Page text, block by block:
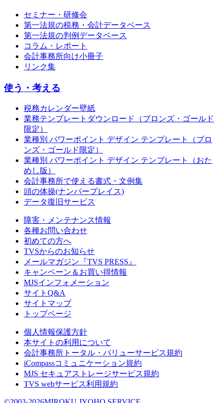
セミナー・研修会
第一法規の税務・会計データベース
第一法規の判例データベース
コラム・レポート
会計事務所向け小冊子
リンク集
使う・考える
税務カレンダー壁紙
業務テンプレートダウンロード（ブロンズ・ゴールド
限定）
業種別 パワーポイント デザイン テンプレート（ブロ
ンズ・ゴールド限定）
業種別 パワーポイント デザイン テンプレート（おた
めし版）
会計事務所で使える書式・文例集
頭の体操(ナンバープレイス)
データ復旧サービス
障害・メンテナンス情報
各種お問い合わせ
初めての方へ
TVSからのお知らせ
メールマガジン『TVS PRESS』
キャンペーン＆お買い得情報
MJSインフォメーション
サイトQ&A
サイトマップ
トップページ
個人情報保護方針
本サイトの利用について
会計事務所トータル・バリューサービス規約
iCompassコミュニケーション規約
MJS セキュアストレージサービス規約
TVS webサービス利用規約